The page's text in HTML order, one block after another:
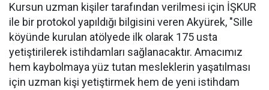
Kursun uzman kişiler tarafından verilmesi için İŞKUR
ile bir protokol yapıldığı bilgisini veren Akyürek, "Sille
köyünde kurulan atölyede ilk olarak 175 usta
yetiştirilerek istihdamları sağlanacaktır. Amacımız
hem kaybolmaya yüz tutan mesleklerin yaşatılması
için uzman kişi yetiştirmek hem de yeni istihdam